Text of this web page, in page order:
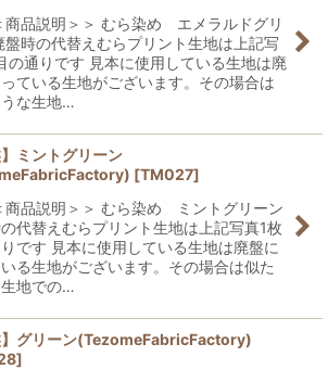
品説明＞＞ むら染め エメラルドグリ
盤時の代替えむらプリント生地は上記写
の通りです 見本に使用している生地は廃
ている生地がございます。その場合は
な生地…
】ミントグリーン
[TM027]
品説明＞＞ むら染め ミントグリーン
代替えむらプリント生地は上記写真1枚
です 見本に使用している生地は廃盤に
る生地がございます。その場合は似た
生地での…
】グリーン(TezomeFabricFactory)
]